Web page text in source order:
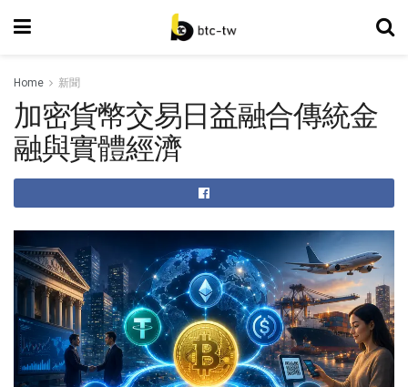
Home 新聞
加密貨幣交易日益融合傳統金
融與實體經濟